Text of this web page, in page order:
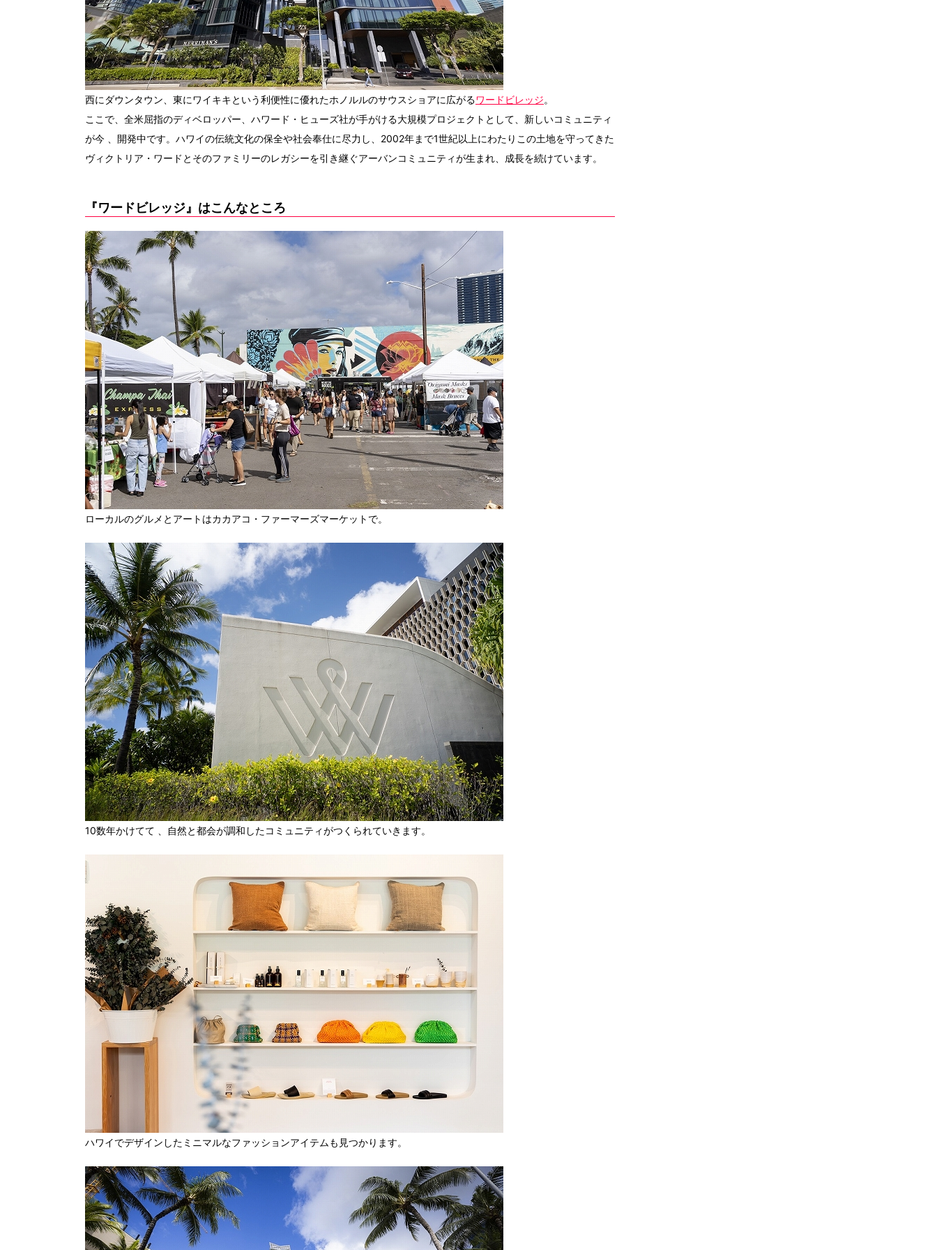
西にダウンタウン、東にワイキキという利便性に優れたホノルルのサウスショアに広がるワードビレッジ。
ここで、全米屈指のディベロッパー、ハワード・ヒューズ社が手がける大規模プロジェクトとして、新しいコミュニティ
が今 、開発中です。ハワイの伝統文化の保全や社会奉仕に尽力し、2002年まで1世紀以上にわたりこの土地を守ってきた
ヴィクトリア・ワードとそのファミリーのレガシーを引き継ぐアーバンコミュニティが生まれ、成長を続けています。
『ワードビレッジ』はこんなところ
ローカルのグルメとアートはカカアコ・ファーマーズマーケットで。
10数年かけてて 、自然と都会が調和したコミュニティがつくられていきます。
ハワイでデザインしたミニマルなファッションアイテムも見つかります。